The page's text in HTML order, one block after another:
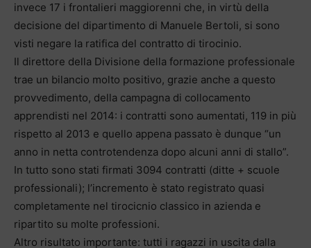
invece 17 i frontalieri maggiorenni che, in virtù della
decisione del dipartimento di Manuele Bertoli, si sono
visti negare la ratifica del contratto di tirocinio.
Il direttore della Divisione della formazione professionale
trae un bilancio molto positivo, grazie anche a questo
provvedimento, della campagna di collocamento
apprendisti nel 2014: i contratti sono aumentati, 119 in più
rispetto al 2013 e quello appena passato è dunque “un
anno in netta controtendenza dopo alcuni anni di stallo”.
In tutto sono stati firmati 3094 contratti (ditte + scuole
professionali); l’incremento è stato registrato quasi
completamente nel tirocicnio classico in azienda e
ripartito su molte professioni.
Altro risultato importante: tutti i ragazzi in uscita dalla